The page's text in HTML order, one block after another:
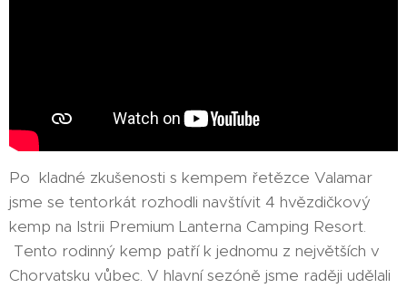
Po kladné zkušenosti s kempem řetězce Valamar
jsme se tentorkát rozhodli navštívit 4 hvězdičkový
kemp na Istrii Premium Lanterna Camping Resort.
Tento rodinný kemp patří k jednomu z největších v
Chorvatsku vůbec. V hlavní sezóně jsme raději udělali